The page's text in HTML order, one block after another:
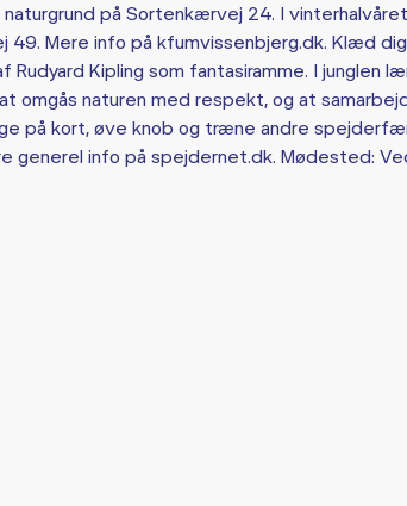
på Sortenkærvej 24. I
49. Mere info på kfumvissenbjerg.dk. Klæd
Kipling som fantasiramme. I junglen
omgås naturen med respekt, og at
på kort, øve knob og træne andre
generel info på spejdernet.dk. Mødested: